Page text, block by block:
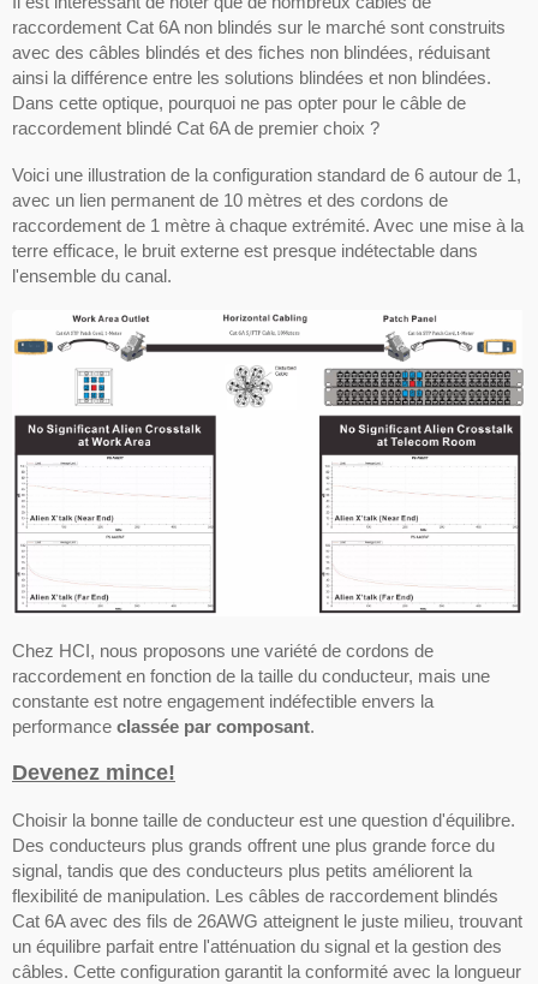
raccordement Cat 6A non blindés sur le marché sont construits
avec des câbles blindés et des fiches non blindées, réduisant
ainsi la différence entre les solutions blindées et non blindées.
Dans cette optique, pourquoi ne pas opter pour le câble de
raccordement blindé Cat 6A de premier choix ?
Voici une illustration de la configuration standard de 6 autour de 1,
avec un lien permanent de 10 mètres et des cordons de
raccordement de 1 mètre à chaque extrémité. Avec une mise à la
terre efficace, le bruit externe est presque indétectable dans
l'ensemble du canal.
Chez HCI, nous proposons une variété de cordons de
raccordement en fonction de la taille du conducteur, mais une
constante est notre engagement indéfectible envers la
performance classée par composant.
Devenez mince!
Choisir la bonne taille de conducteur est une question d'équilibre.
Des conducteurs plus grands offrent une plus grande force du
signal, tandis que des conducteurs plus petits améliorent la
flexibilité de manipulation. Les câbles de raccordement blindés
Cat 6A avec des fils de 26AWG atteignent le juste milieu, trouvant
un équilibre parfait entre l'atténuation du signal et la gestion des
câbles. Cette configuration garantit la conformité avec la longueur